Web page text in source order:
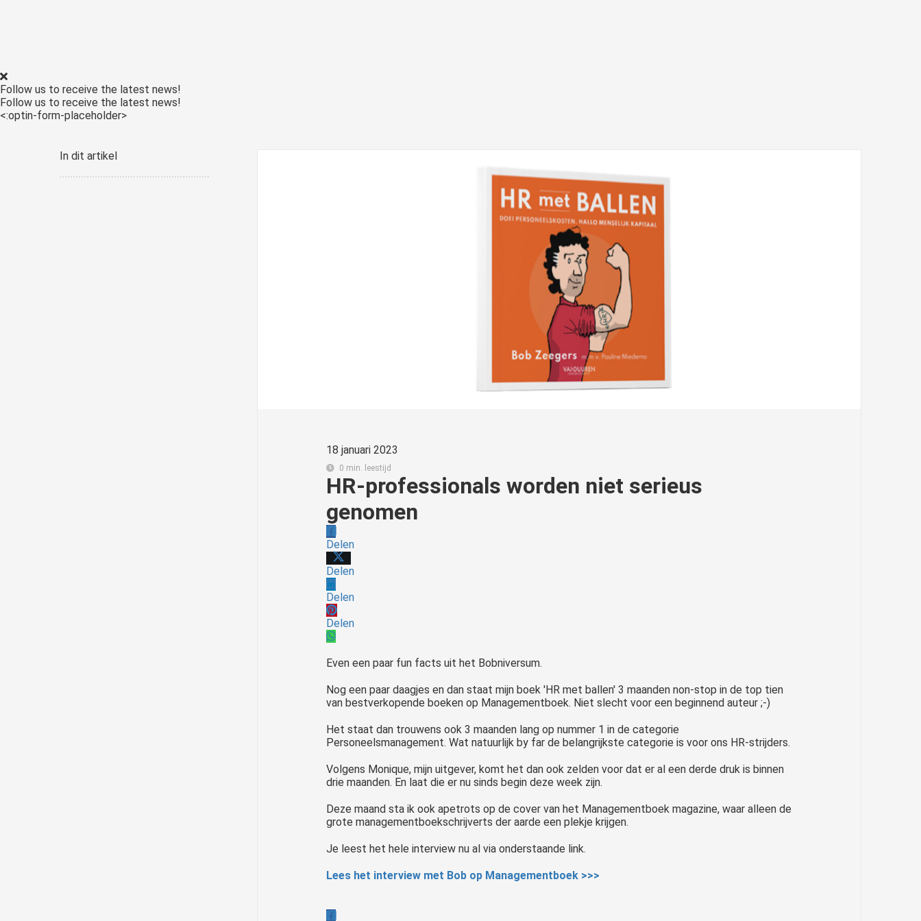
Follow us to receive the latest news!
Follow us to receive the latest news!
<:optin-form-placeholder>
In dit artikel
18 januari 2023
0 min. leestijd
HR-professionals worden niet serieus
genomen
Delen
Delen
Delen
Delen
Even een paar fun facts uit het Bobniversum.
Nog een paar daagjes en dan staat mijn boek 'HR met ballen' 3 maanden non-stop in de top tien
van bestverkopende boeken op Managementboek. Niet slecht voor een beginnend auteur ;-)
Het staat dan trouwens ook 3 maanden lang op nummer 1 in de categorie
Personeelsmanagement. Wat natuurlijk by far de belangrijkste categorie is voor ons HR-strijders.
Volgens Monique, mijn uitgever, komt het dan ook zelden voor dat er al een derde druk is binnen
drie maanden. En laat die er nu sinds begin deze week zijn.
Deze maand sta ik ook apetrots op de cover van het Managementboek magazine, waar alleen de
grote managementboekschrijverts der aarde een plekje krijgen.
Je leest het hele interview nu al via onderstaande link.
Lees het interview met Bob op Managementboek >>>